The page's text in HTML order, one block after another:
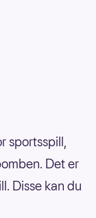
sportsspill,
Det er
Disse kan du